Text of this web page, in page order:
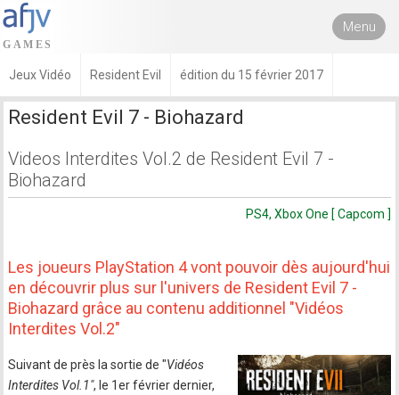
Menu
Jeux Vidéo Resident Evil édition du 15 février 2017
Resident Evil 7 - Biohazard
Videos Interdites Vol.2 de Resident Evil 7 -
Biohazard
PS4, Xbox One [ Capcom ]
Les joueurs PlayStation 4 vont pouvoir dès aujourd'hui
en découvrir plus sur l'univers de Resident Evil 7 -
Biohazard grâce au contenu additionnel "Vidéos
Interdites Vol.2"
Suivant de près la sortie de "Vidéos
Interdites Vol.1", le 1er février dernier,